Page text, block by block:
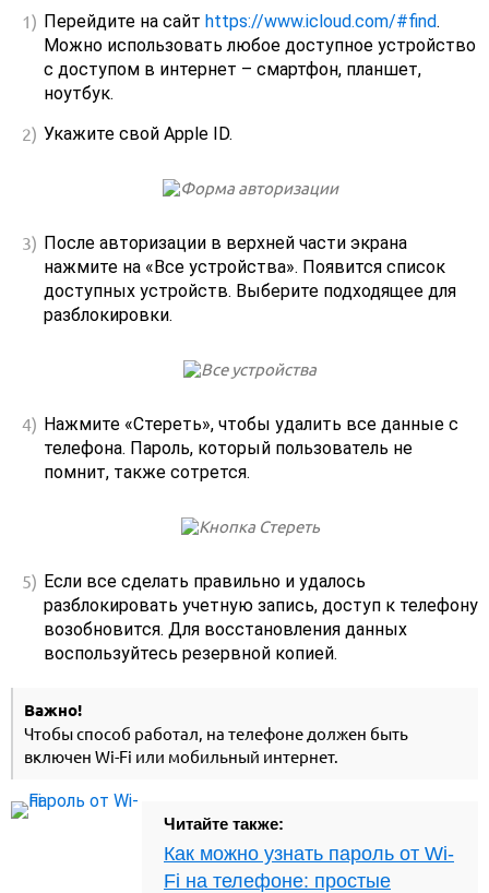
Перейдите на сайт https://www.icloud.com/#find.
Можно использовать любое доступное устройство
с доступом в интернет – смартфон, планшет,
ноутбук.
Укажите свой Apple ID.
После авторизации в верхней части экрана
нажмите на «Все устройства». Появится список
доступных устройств. Выберите подходящее для
разблокировки.
Нажмите «Стереть», чтобы удалить все данные с
телефона. Пароль, который пользователь не
помнит, также сотрется.
Если все сделать правильно и удалось
разблокировать учетную запись, доступ к телефону
возобновится. Для восстановления данных
воспользуйтесь резервной копией.
Важно!
Чтобы способ работал, на телефоне должен быть
включен Wi-Fi или мобильный интернет.
Читайте также:
Как можно узнать пароль от Wi-
Fi на телефоне: простые